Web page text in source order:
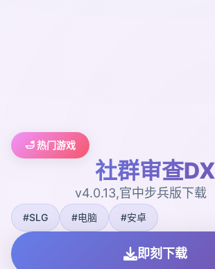
🛁 热门游戏
社群审查DX
v4.0.13,官中步兵版下载
#SLG #电脑 #安卓
即刻下载